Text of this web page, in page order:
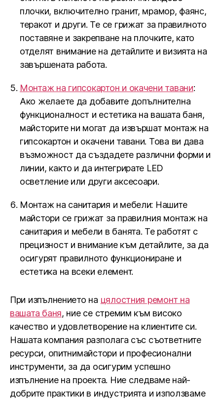
плочки, включително гранит, мрамор, фаянс,
теракот и други. Те се грижат за правилното
поставяне и закрепване на плочките, като
отделят внимание на детайлите и визията на
завършената работа.
Монтаж на гипсокартон и окачени тавани:
Ако желаете да добавите допълнителна
функционалност и естетика на вашата баня,
майсторите ни могат да извършат монтаж на
гипсокартон и окачени тавани. Това ви дава
възможност да създадете различни форми и
линии, както и да интегрирате LED
осветление или други аксесоари.
Монтаж на санитария и мебели: Нашите
майстори се грижат за правилния монтаж на
санитария и мебели в банята. Те работят с
прецизност и внимание към детайлите, за да
осигурят правилното функциониране и
естетика на всеки елемент.
При изпълнението на цялостния ремонт на
вашата баня, ние се стремим към високо
качество и удовлетворение на клиентите си.
Нашата компания разполага със съответните
ресурси, опитнимайстори и професионални
инструменти, за да осигурим успешно
изпълнение на проекта. Ние следваме най-
добрите практики в индустрията и използваме